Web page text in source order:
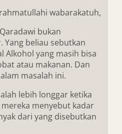
wabarakatuh,
bukan
Yang beliau sebutkan
Alkohol yang masih bisa
atau makanan. Dan
masalah ini.
lebih longgar ketika
menyebut kadar
dari yang disebutkan